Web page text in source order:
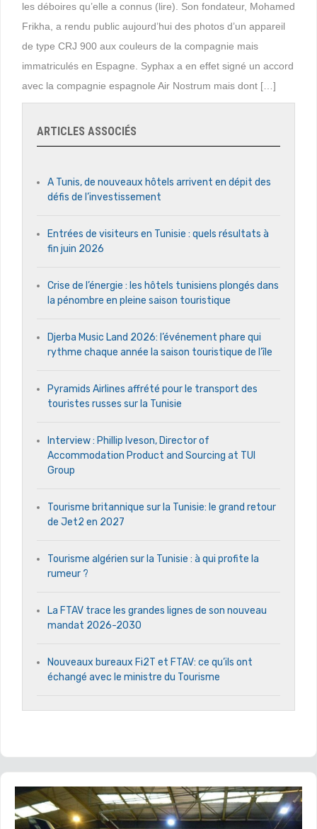
les déboires qu’elle a connus (lire). Son fondateur, Mohamed
Frikha, a rendu public aujourd’hui des photos d’un appareil
de type CRJ 900 aux couleurs de la compagnie mais
immatriculés en Espagne. Syphax a en effet signé un accord
avec la compagnie espagnole Air Nostrum mais dont […]
ARTICLES ASSOCIÉS
A Tunis, de nouveaux hôtels arrivent en dépit des
défis de l’investissement
Entrées de visiteurs en Tunisie : quels résultats à
fin juin 2026
Crise de l’énergie : les hôtels tunisiens plongés dans
la pénombre en pleine saison touristique
Djerba Music Land 2026: l’événement phare qui
rythme chaque année la saison touristique de l’île
Pyramids Airlines affrété pour le transport des
touristes russes sur la Tunisie
Interview : Phillip Iveson, Director of
Accommodation Product and Sourcing at TUI
Group
Tourisme britannique sur la Tunisie: le grand retour
de Jet2 en 2027
Tourisme algérien sur la Tunisie : à qui profite la
rumeur ?
La FTAV trace les grandes lignes de son nouveau
mandat 2026-2030
Nouveaux bureaux Fi2T et FTAV: ce qu’ils ont
échangé avec le ministre du Tourisme